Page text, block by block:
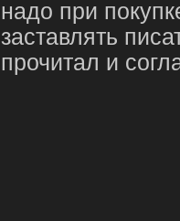
надо при
заставлять
прочитал и